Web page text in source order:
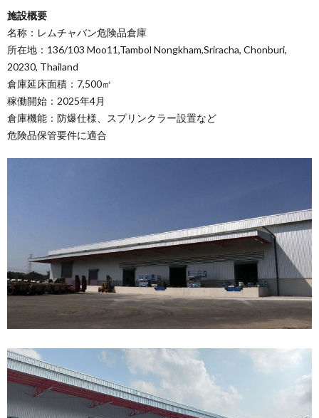
施設概要
名称：レムチャバン危険品倉庫
所在地：136/103 Moo11,Tambol Nongkham,Sriracha, Chonburi,
20230, Thailand
倉庫延床面積：7,500㎡
稼働開始：2025年4月
倉庫機能：防爆仕様、スプリンクラー設置など
危険品保管要件に適合